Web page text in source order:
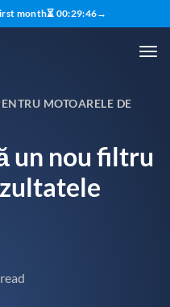
month⏳ 00:29:45→
MOTOARELE DE
un nou filtru